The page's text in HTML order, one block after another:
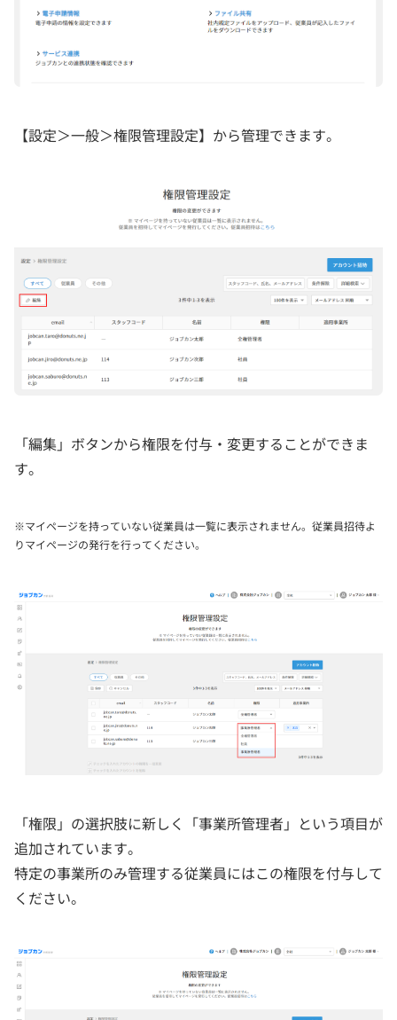
【設定＞一般＞権限管理設定】から管理できます。
「編集」ボタンから権限を付与・変更することができま
す。
※マイページを持っていない従業員は一覧に表示されません。従業員招待よ
りマイページの発行を行ってください。
「権限」の選択肢に新しく「事業所管理者」という項目が
追加されています。
特定の事業所のみ管理する従業員にはこの権限を付与して
ください。